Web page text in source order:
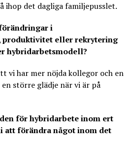
ihop det dagliga familjepusslet.
i
produktivitet eller rekrytering
hybridarbetsmodell?
vi har mer nöjda kollegor och en
större glädje när vi är på
för hybridarbete inom ert
att förändra något inom det